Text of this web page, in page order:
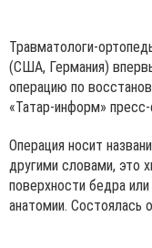
Травматологи-
(США, Германия)
операцию по
«Татар-информ»
Операция носит
другими словами, это
поверхности бедра
анатомии. Состоялась